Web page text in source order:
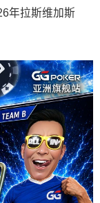
年拉斯维加斯